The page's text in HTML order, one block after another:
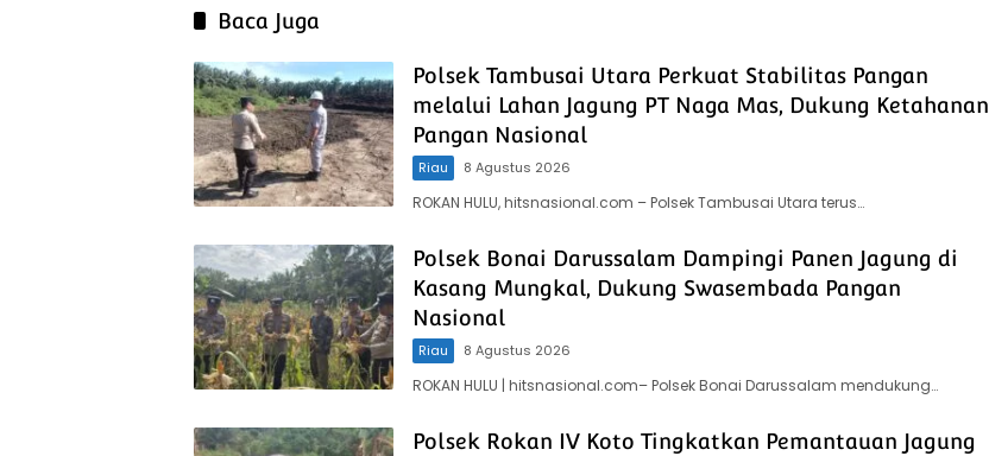
Baca Juga
Polsek Tambusai Utara Perkuat Stabilitas Pangan
melalui Lahan Jagung PT Naga Mas, Dukung Ketahanan
Pangan Nasional
Riau 8 Agustus 2026
ROKAN HULU, hitsnasional.com – Polsek Tambusai Utara terus…
Polsek Bonai Darussalam Dampingi Panen Jagung di
Kasang Mungkal, Dukung Swasembada Pangan
Nasional
Riau 8 Agustus 2026
ROKAN HULU | hitsnasional.com– Polsek Bonai Darussalam mendukung…
Polsek Rokan IV Koto Tingkatkan Pemantauan Jagung